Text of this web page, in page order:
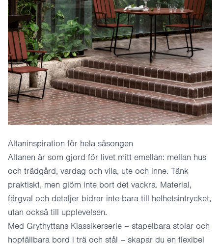
Altaninspiration för hela säsongen
Altanen är som gjord för livet mitt emellan: mellan hus
och trädgård, vardag och vila, ute och inne. Tänk
praktiskt, men glöm inte bort det vackra. Material,
färgval och detaljer bidrar inte bara till helhetsintrycket,
utan också till upplevelsen.
Med Grythyttans Klassikerserie – stapelbara stolar och
hopfällbara bord i trä och stål – skapar du en flexibel